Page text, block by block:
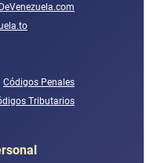
Códigos Penales
Tributarios